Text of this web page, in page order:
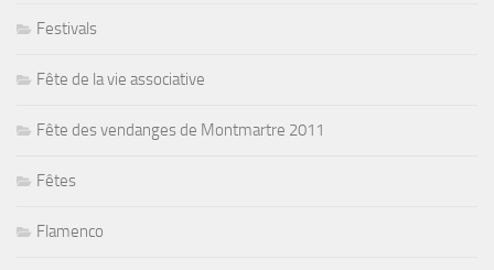
Festivals
Fête de la vie associative
Fête des vendanges de Montmartre 2011
Fêtes
Flamenco